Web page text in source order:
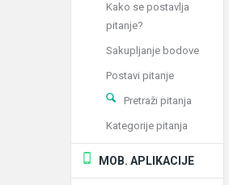
Kako se postavlja
pitanje?
Sakupljanje bodove
Postavi pitanje
Pretraži pitanja
Kategorije pitanja
MOB. APLIKACIJE